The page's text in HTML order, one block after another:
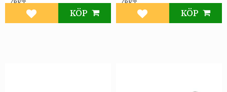
/PKT
Lägg till i favoriter
KÖP
/PKT
Lägg till i favoriter
KÖP